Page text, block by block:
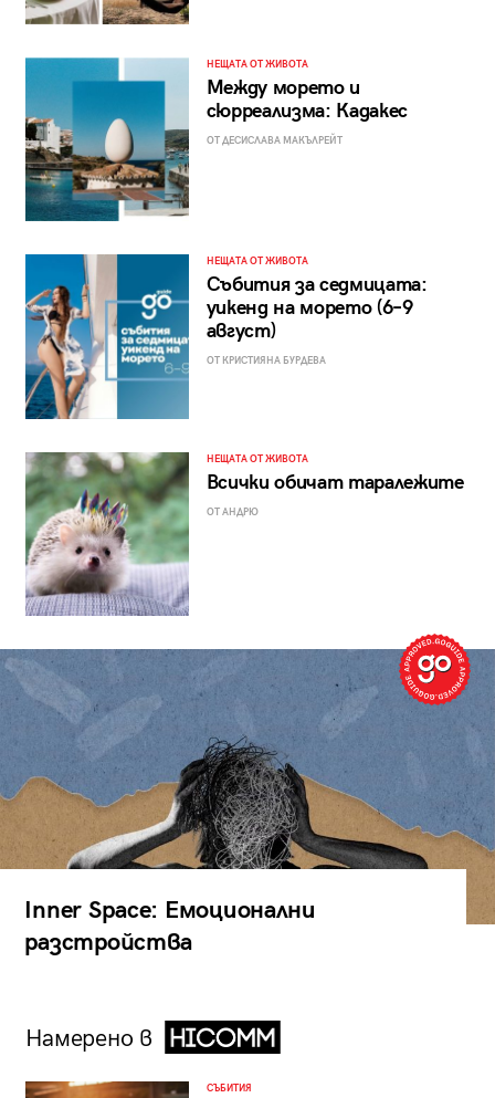
НЕЩАТА ОТ ЖИВОТА
Между морето и
сюрреализма: Кадакес
ОТ ДЕСИСЛАВА МАКЪЛРЕЙТ
НЕЩАТА ОТ ЖИВОТА
Събития за седмицата:
уикенд на морето (6–9
август)
ОТ КРИСТИЯНА БУРДЕВА
НЕЩАТА ОТ ЖИВОТА
Всички обичат таралежите
ОТ АНДРЮ
Inner Space: Емоционални
разстройства
Намерено в
СЪБИТИЯ